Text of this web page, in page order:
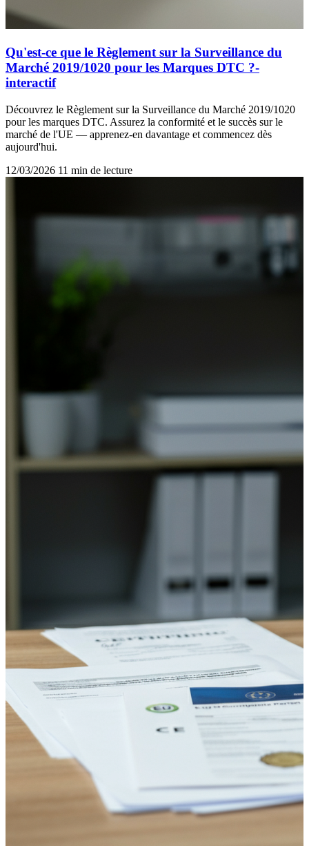
Qu'est-ce que le Règlement sur la Surveillance du
Marché 2019/1020 pour les Marques DTC ?-
interactif
Découvrez le Règlement sur la Surveillance du Marché 2019/1020
pour les marques DTC. Assurez la conformité et le succès sur le
marché de l'UE — apprenez-en davantage et commencez dès
aujourd'hui.
12/03/2026 11 min de lecture